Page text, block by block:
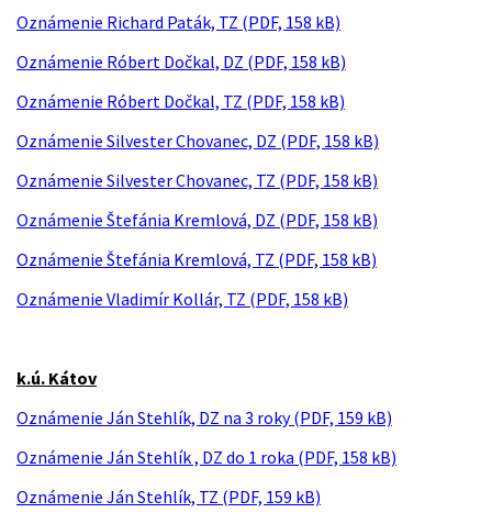
Oznámenie Richard Paták, TZ (PDF, 158 kB)
Oznámenie Róbert Dočkal, DZ (PDF, 158 kB)
Oznámenie Róbert Dočkal, TZ (PDF, 158 kB)
Oznámenie Silvester Chovanec, DZ (PDF, 158 kB)
Oznámenie Silvester Chovanec, TZ (PDF, 158 kB)
Oznámenie Štefánia Kremlová, DZ (PDF, 158 kB)
Oznámenie Štefánia Kremlová, TZ (PDF, 158 kB)
Oznámenie Vladimír Kollár, TZ (PDF, 158 kB)
k.ú. Kátov
Oznámenie Ján Stehlík, DZ na 3 roky (PDF, 159 kB)
Oznámenie Ján Stehlík , DZ do 1 roka (PDF, 158 kB)
Oznámenie Ján Stehlík, TZ (PDF, 159 kB)